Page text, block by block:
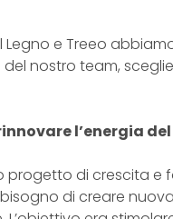
e Treeo
nostro team,
l’energia
progetto di crescita
di creare